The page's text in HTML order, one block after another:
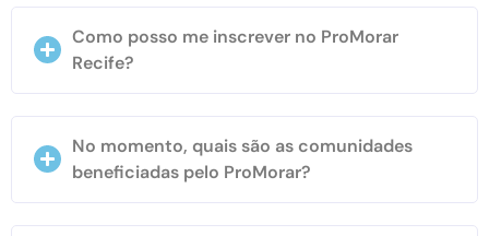
Como posso me inscrever no ProMorar
Recife?
No momento, quais são as comunidades
beneficiadas pelo ProMorar?